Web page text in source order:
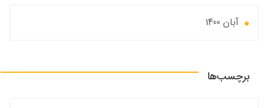
آبان 1400
برچسب‌ها